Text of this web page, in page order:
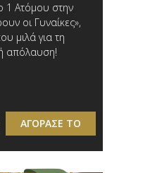
1 Ατόμου στην
οι Γυναίκες»,
μιλά για τη
απόλαυση!
ΑΓΟΡΑΣΕ ΤΟ